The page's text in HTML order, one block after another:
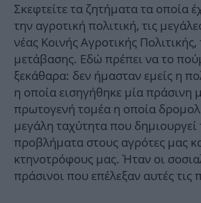
Σκεφτείτε τα ζητήματα τα οποία
την αγροτική πολιτική, τις
νέας Κοινής Αγροτικής
μετάβασης. Εδώ πρέπει να το
ξεκάθαρα: δεν ήμασταν εμείς η
η οποία εισηγήθηκε μία πράσινη
πρωτογενή τομέα η οποία
μεγάλη ταχύτητα που δημιουργεί
προβλήματα στους αγρότες μας
κτηνοτρόφους μας. Ήταν οι
πράσινοι που επέλεξαν αυτές τις